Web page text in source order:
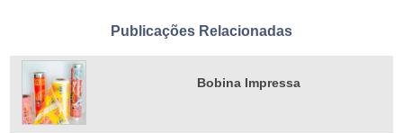
Publicações Relacionadas
Bobina Impressa